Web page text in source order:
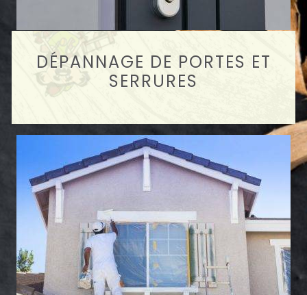
DÉPANNAGE DE PORTES ET
SERRURES